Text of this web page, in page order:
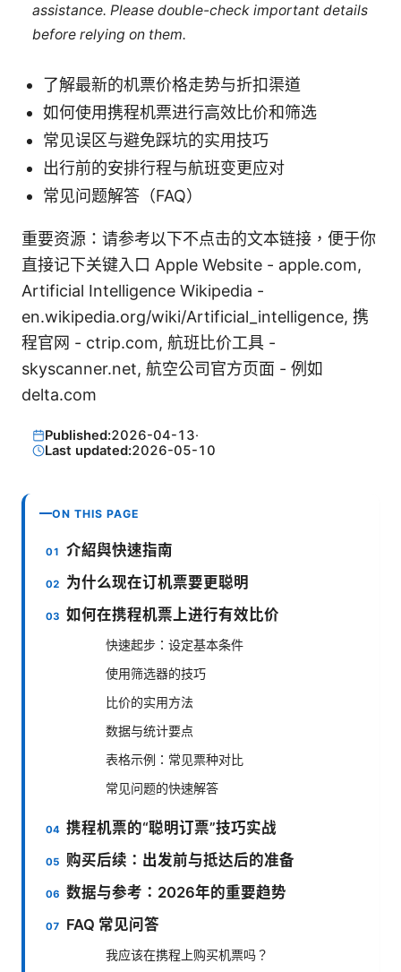
assistance. Please double-check important details
before relying on them.
了解最新的机票价格走势与折扣渠道
如何使用携程机票进行高效比价和筛选
常见误区与避免踩坑的实用技巧
出行前的安排行程与航班变更应对
常见问题解答（FAQ）
重要资源：请参考以下不点击的文本链接，便于你
直接记下关键入口 Apple Website - apple.com,
Artificial Intelligence Wikipedia -
en.wikipedia.org/wiki/Artificial_intelligence, 携
程官网 - ctrip.com, 航班比价工具 -
skyscanner.net, 航空公司官方页面 - 例如
delta.com
Published:2026-04-13·
Last updated:2026-05-10
ON THIS PAGE
介紹與快速指南
为什么现在订机票要更聪明
如何在携程机票上进行有效比价
快速起步：设定基本条件
使用筛选器的技巧
比价的实用方法
数据与统计要点
表格示例：常见票种对比
常见问题的快速解答
携程机票的“聪明订票”技巧实战
购买后续：出发前与抵达后的准备
数据与参考：2026年的重要趋势
FAQ 常见问答
我应该在携程上购买机票吗？